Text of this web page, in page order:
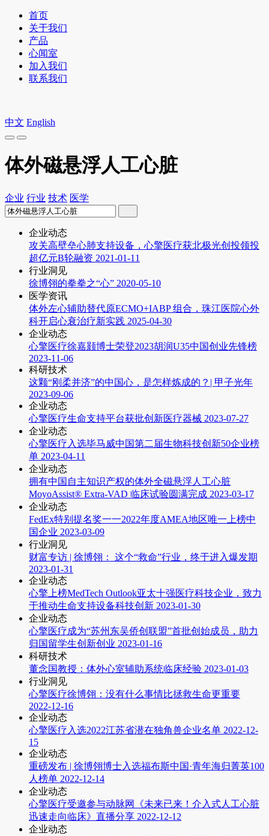
首页
关于我们
产品
心闻室
加入我们
联系我们
中文 English
体外磁悬浮人工心脏
企业 行业 技术 医学
企业动态
攻关高壁垒心肺支持设备，心擎医疗获北极光创投领投
超亿元B轮融资 2021-01-11
行业洞见
徐博翎的拳拳之“心” 2020-05-10
医学资讯
体外左心辅助替代原ECMO+IABP 组合，珠江医院心外
科开启心衰治疗新实践 2025-04-30
企业动态
心擎医疗徐嘉颢博士荣登2023胡润U35中国创业先锋榜
2023-11-06
科研技术
这颗“刚柔并济”的中国心，是怎样炼成的？| 甲子光年
2023-09-06
企业动态
心擎医疗生命支持平台获批创新医疗器械 2023-07-27
企业动态
心擎医疗入选毕马威中国第二届生物科技创新50企业榜
单 2023-04-11
企业动态
拥有中国自主知识产权的体外全磁悬浮人工心脏
MoyoAssist® Extra-VAD 临床试验圆满完成 2023-03-17
企业动态
FedEx特别提名奖一一2022年度AMEA地区唯一上榜中
国企业 2023-03-09
行业洞见
财富专访 | 徐博翎： 这个“救命”行业，终于进入爆发期
2023-01-31
企业动态
心擎上榜MedTech Outlook亚太十强医疗科技企业，致力
于推动生命支持设备科技创新 2023-01-30
企业动态
心擎医疗成为“苏州东吴侨创联盟”首批创始成员，助力
归国留学生创新创业 2023-01-16
科研技术
董念国教授：体外心室辅助系统临床经验 2023-01-03
行业洞见
心擎医疗徐博翎：没有什么事情比拯救生命更重要
2022-12-16
企业动态
心擎医疗入选2022江苏省潜在独角兽企业名单 2022-12-
15
企业动态
重磅发布 | 徐博翎博士入选福布斯中国·青年海归菁英100
人榜单 2022-12-14
企业动态
心擎医疗受邀参与动脉网《未来已来！介入式人工心脏
迅速走向临床》直播分享 2022-12-12
企业动态